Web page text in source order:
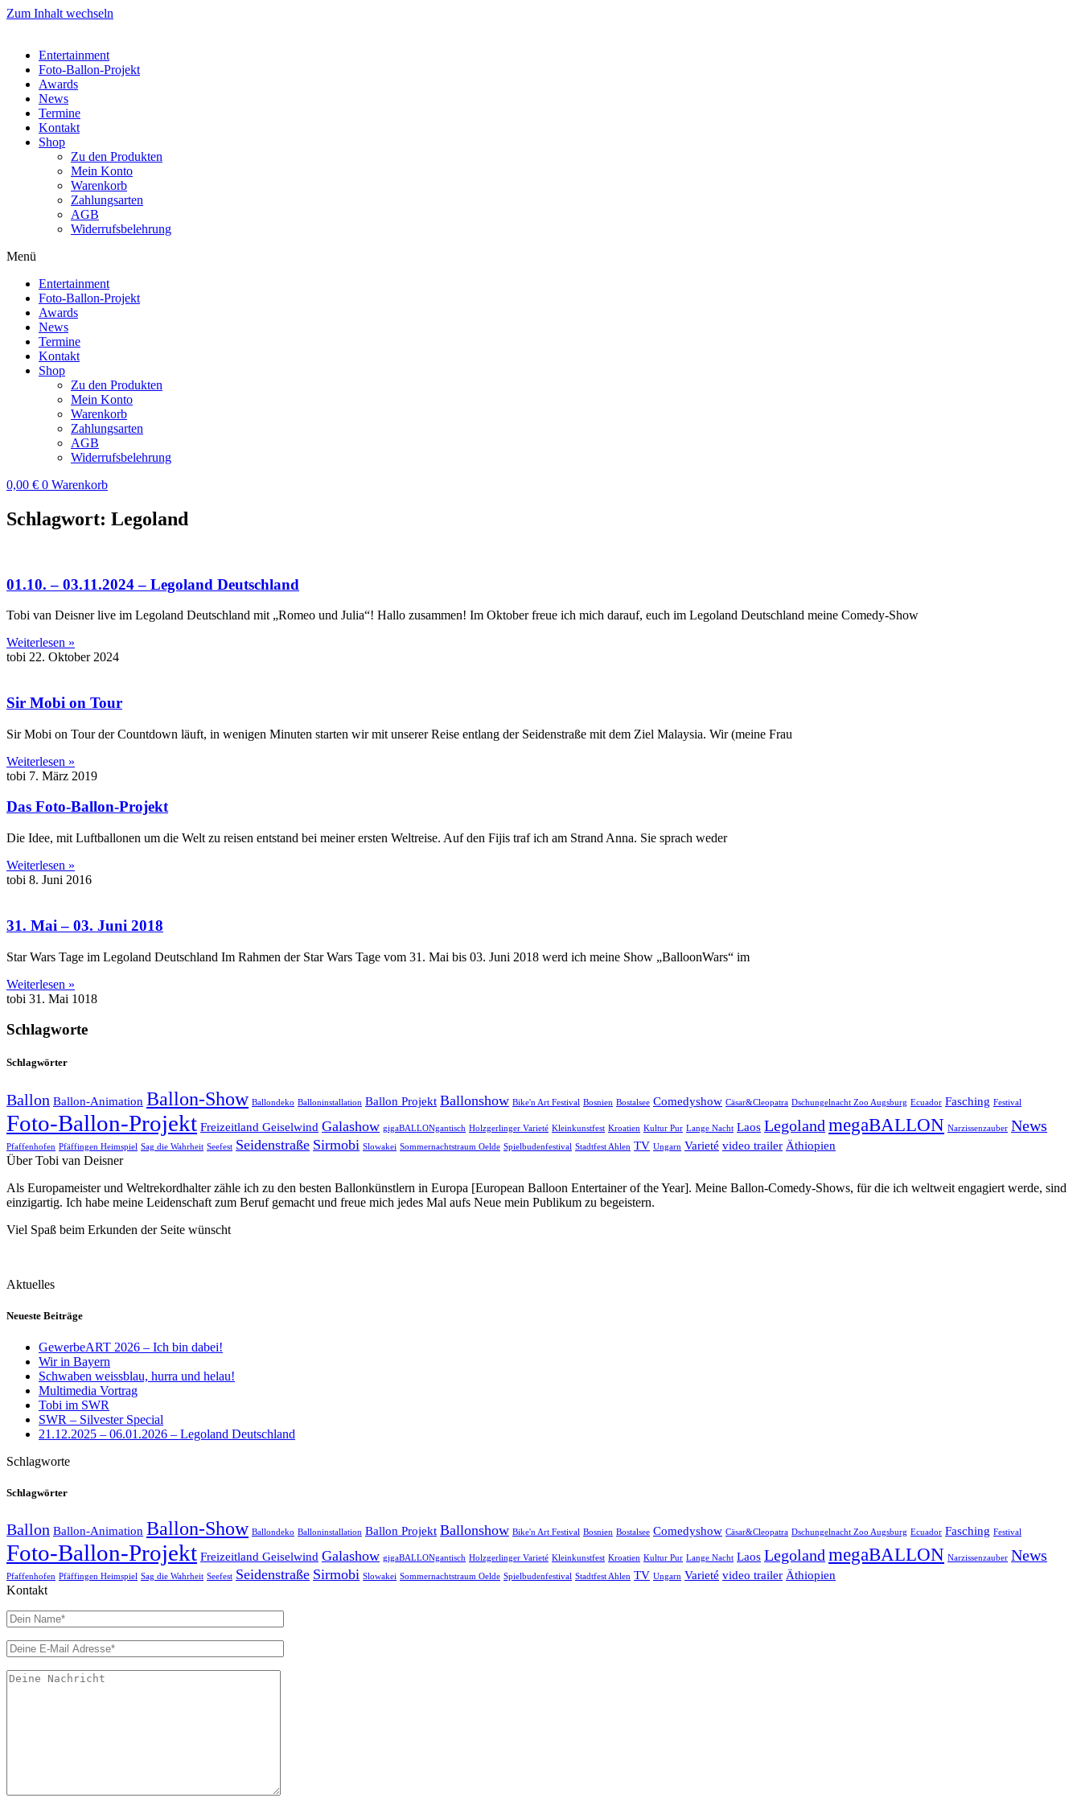
Zum Inhalt wechseln
Entertainment
Foto-Ballon-Projekt
Awards
News
Termine
Kontakt
Shop
Zu den Produkten
Mein Konto
Warenkorb
Zahlungsarten
AGB
Widerrufsbelehrung
Menü
Entertainment
Foto-Ballon-Projekt
Awards
News
Termine
Kontakt
Shop
Zu den Produkten
Mein Konto
Warenkorb
Zahlungsarten
AGB
Widerrufsbelehrung
0,00 € 0 Warenkorb
Schlagwort: Legoland
01.10. – 03.11.2024 – Legoland Deutschland
Tobi van Deisner live im Legoland Deutschland mit „Romeo und Julia“! Hallo zusammen! Im Oktober freue ich mich darauf, euch im Legoland Deutschland meine Comedy-Show
Weiterlesen »
tobi 22. Oktober 2024
Sir Mobi on Tour
Sir Mobi on Tour der Countdown läuft, in wenigen Minuten starten wir mit unserer Reise entlang der Seidenstraße mit dem Ziel Malaysia. Wir (meine Frau
Weiterlesen »
tobi 7. März 2019
Das Foto-Ballon-Projekt
Die Idee, mit Luftballonen um die Welt zu reisen entstand bei meiner ersten Weltreise. Auf den Fijis traf ich am Strand Anna. Sie sprach weder
Weiterlesen »
tobi 8. Juni 2016
31. Mai – 03. Juni 2018
Star Wars Tage im Legoland Deutschland Im Rahmen der Star Wars Tage vom 31. Mai bis 03. Juni 2018 werd ich meine Show „BalloonWars“ im
Weiterlesen »
tobi 31. Mai 1018
Schlagworte
Schlagwörter
Ballon Ballon-Animation Ballon-Show Ballondeko Balloninstallation Ballon Projekt Ballonshow Bike'n Art Festival Bosnien Bostalsee Comedyshow Cäsar&Cleopatra Dschungelnacht Zoo Augsburg Ecuador Fasching Festival
Foto-Ballon-Projekt Freizeitland Geiselwind Galashow gigaBALLONgantisch Holzgerlinger Varieté Kleinkunstfest Kroatien Kultur Pur Lange Nacht Laos Legoland megaBALLON Narzissenzauber News
Pfaffenhofen Pfäffingen Heimspiel Sag die Wahrheit Seefest Seidenstraße Sirmobi Slowakei Sommernachtstraum Oelde Spielbudenfestival Stadtfest Ahlen TV Ungarn Varieté video trailer Äthiopien
Über Tobi van Deisner
Als Europameister und Weltrekordhalter zähle ich zu den besten Ballonkünstlern in Europa [European Balloon Entertainer of the Year]. Meine Ballon-Comedy-Shows, für die ich weltweit engagiert werde, sind
einzigartig. Ich habe meine Leidenschaft zum Beruf gemacht und freue mich jedes Mal aufs Neue mein Publikum zu begeistern.
Viel Spaß beim Erkunden der Seite wünscht
Aktuelles
Neueste Beiträge
GewerbeART 2026 – Ich bin dabei!
Wir in Bayern
Schwaben weissblau, hurra und helau!
Multimedia Vortrag
Tobi im SWR
SWR – Silvester Special
21.12.2025 – 06.01.2026 – Legoland Deutschland
Schlagworte
Schlagwörter
Ballon Ballon-Animation Ballon-Show Ballondeko Balloninstallation Ballon Projekt Ballonshow Bike'n Art Festival Bosnien Bostalsee Comedyshow Cäsar&Cleopatra Dschungelnacht Zoo Augsburg Ecuador Fasching Festival
Foto-Ballon-Projekt Freizeitland Geiselwind Galashow gigaBALLONgantisch Holzgerlinger Varieté Kleinkunstfest Kroatien Kultur Pur Lange Nacht Laos Legoland megaBALLON Narzissenzauber News
Pfaffenhofen Pfäffingen Heimspiel Sag die Wahrheit Seefest Seidenstraße Sirmobi Slowakei Sommernachtstraum Oelde Spielbudenfestival Stadtfest Ahlen TV Ungarn Varieté video trailer Äthiopien
Kontakt